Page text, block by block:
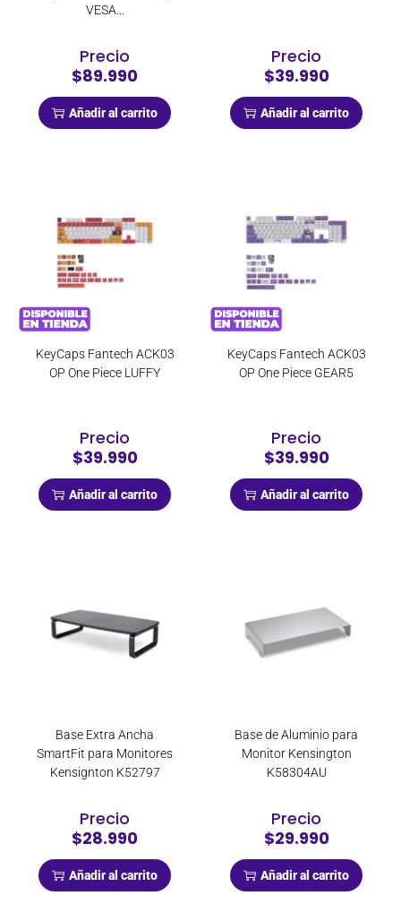
VESA...
Precio
$89.990
Añadir al carrito
Precio
$39.990
Añadir al carrito
KeyCaps Fantech ACK03
OP One Piece LUFFY
Precio
$39.990
Añadir al carrito
KeyCaps Fantech ACK03
OP One Piece GEAR5
Precio
$39.990
Añadir al carrito
Base Extra Ancha
SmartFit para Monitores
Kensignton K52797
Precio
$28.990
Añadir al carrito
Base de Aluminio para
Monitor Kensington
K58304AU
Precio
$29.990
Añadir al carrito